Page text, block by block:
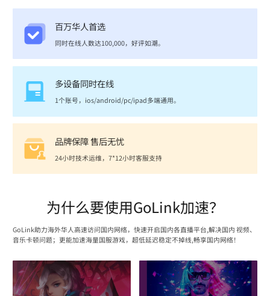
百万华人首选
同时在线人数达100,000，好评如潮。
多设备同时在线
1个账号，ios/android/pc/ipad多端通用。
品牌保障 售后无忧
24小时技术运维，7*12小时客服支持
为什么要使用GoLink加速？
GoLink助力海外华人高速访问国内网络，快速开启国内各直播平台,解决国内 视频、
音乐卡顿问题；更能加速海量国服游戏，超低延迟稳定不掉线,畅享国内网络！